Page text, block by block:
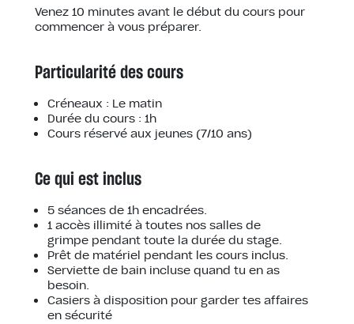
Venez 10 minutes avant le début du cours pour
commencer à vous préparer.
Particularité des cours
Créneaux : Le matin
Durée du cours : 1h
Cours réservé aux jeunes (7/10 ans)
Ce qui est inclus
5 séances de 1h encadrées.
1 accès illimité à toutes nos salles de
grimpe pendant toute la durée du stage.
Prêt de matériel pendant les cours inclus.
Serviette de bain incluse quand tu en as
besoin.
Casiers à disposition pour garder tes affaires
en sécurité